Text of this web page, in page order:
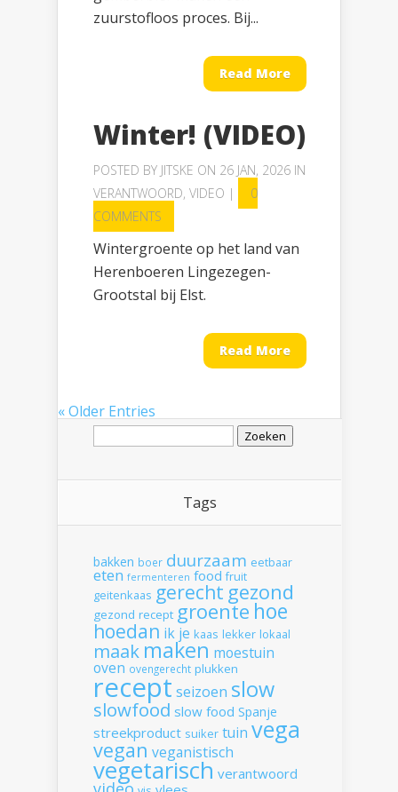
zuurstofloos proces. Bij...
Read More
Winter! (VIDEO)
POSTED BY JITSKE ON 26 JAN, 2026 IN
VERANTWOORD, VIDEO |
0
COMMENTS
Wintergroente op het land van
Herenboeren Lingezegen-
Grootstal bij Elst.
Read More
« Older Entries
Zoeken
Tags
bakken boer duurzaam eetbaar
eten fermenteren food fruit
geitenkaas gerecht gezond
gezond recept groente hoe
hoedan ik je kaas lekker lokaal
maak maken moestuin
oven ovengerecht plukken
recept seizoen slow
slowfood slow food Spanje
streekproduct suiker tuin vega
vegan veganistisch
vegetarisch verantwoord